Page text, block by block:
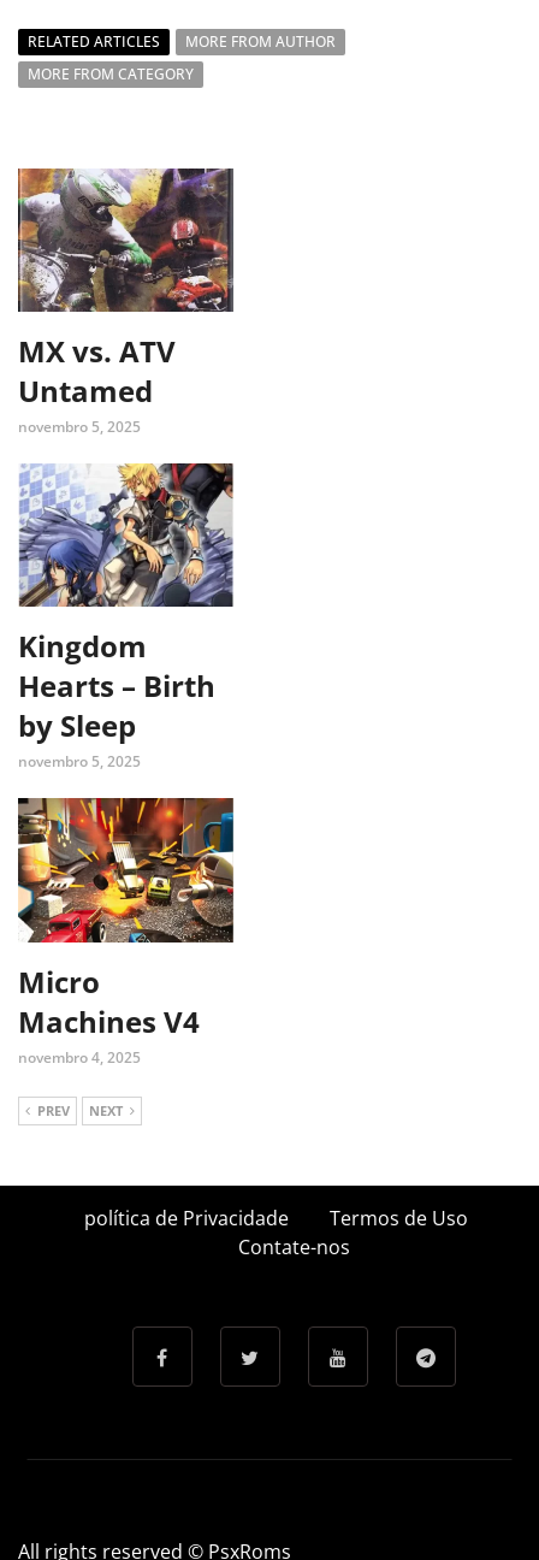
RELATED ARTICLES
MORE FROM AUTHOR
MORE FROM CATEGORY
MX vs. ATV
Untamed
novembro 5, 2025
Kingdom
Hearts – Birth
by Sleep
novembro 5, 2025
Micro
Machines V4
novembro 4, 2025
PREV NEXT
política de Privacidade
Termos de Uso
Contate-nos
All rights reserved © PsxRoms